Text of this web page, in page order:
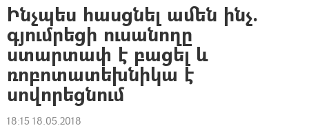
Ինչպես հասցնել ամեն ինչ.
գյումրեցի ուսանողը
ստարտափ է բացել և
ռոբոտատեխնիկա է
սովորեցնում
18:15 18.05.2018